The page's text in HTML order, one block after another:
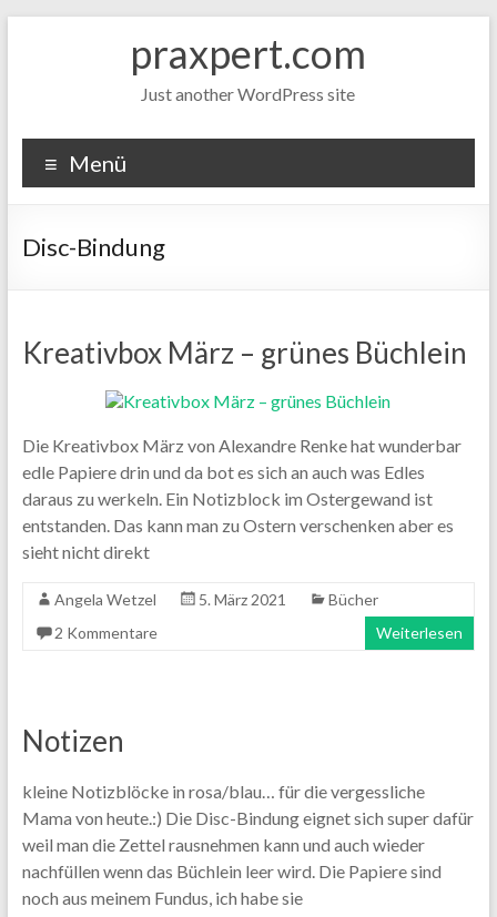
praxpert.com
Just another WordPress site
Menü
Disc-Bindung
Kreativbox März – grünes Büchlein
Die Kreativbox März von Alexandre Renke hat wunderbar
edle Papiere drin und da bot es sich an auch was Edles
daraus zu werkeln. Ein Notizblock im Ostergewand ist
entstanden. Das kann man zu Ostern verschenken aber es
sieht nicht direkt
Angela Wetzel 5. März 2021
Bücher
2 Kommentare
Weiterlesen
Notizen
kleine Notizblöcke in rosa/blau… für die vergessliche
Mama von heute.:) Die Disc-Bindung eignet sich super dafür
weil man die Zettel rausnehmen kann und auch wieder
nachfüllen wenn das Büchlein leer wird. Die Papiere sind
noch aus meinem Fundus, ich habe sie